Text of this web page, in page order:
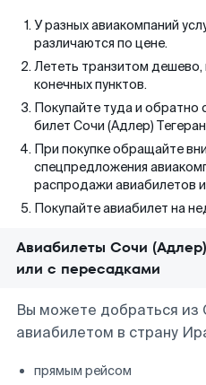
У разных авиакомпаний
различаются по цене.
Лететь транзитом
конечных пунктов.
Покупайте туда и обратно
билет Сочи (Адлер)
При покупке обращайте
спецпредложения
распродажи авиабилетов
Покупайте авиабилет на
Авиабилеты Сочи
или с пересадками
Вы можете добраться из
авиабилетом в страну
прямым рейсом